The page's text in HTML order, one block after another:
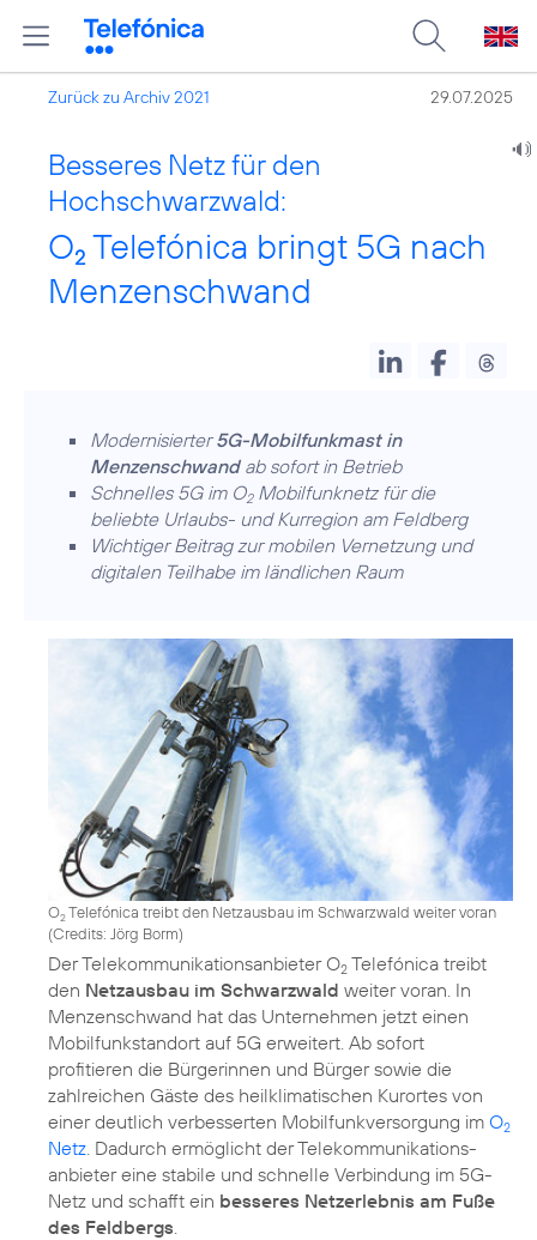
Zurück zu Archiv 2021 29.07.2025
Besseres Netz für den
Hochschwarzwald:
O2 Telefónica bringt 5G nach
Menzenschwand
Modernisierter5G-Mobilfunkmast in
Menzenschwandab sofort in Betrieb
Schnelles 5G im O2Mobilfunknetz für die
beliebte Urlaubs- und Kurregion am Feldberg
Wichtiger Beitrag zur mobilen Vernetzung und
digitalen Teilhabe im ländlichen Raum
O2Telefónica treibt den Netzausbau im Schwarzwald weiter voran
(Credits: Jörg Borm)
Der Telekommunikationsanbieter O2 Telefónica treibt
den Netzausbau im Schwarzwald weiter voran. In
Menzenschwand hat das Unternehmen jetzt einen
Mobilfunkstandort auf 5G erweitert. Ab sofort
profitieren die Bürgerinnen und Bürger sowie die
zahlreichen Gäste des heilklimatischen Kurortes von
einer deutlich verbesserten Mobilfunkversorgung im O2
Netz . Dadurch ermöglicht der Telekommunikations­
anbieter eine stabile und schnelle Verbindung im 5G-
Netz und schafft ein besseres Netzerlebnis am Fuße
des Feldbergs